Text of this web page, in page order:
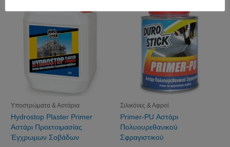
Υποστρώματα & Αστάρια
Hydrostop Plaster Primer
Αστάρι Προετοιμασίας
Έγχρωμων Σοβάδων
Σιλικόνες & Αφροί
Primer-PU Αστάρι
Πολυουρεθανικού
Σφραγιστικού